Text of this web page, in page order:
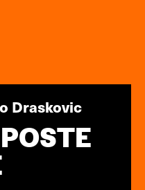
Draskovic